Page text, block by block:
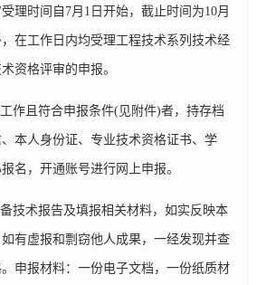
理时间自7月1日开始，截止时间为10月
在工作日内均受理工程技术系列技术经
资格评审的申报。
作且符合申报条件(见附件)者，持存档
本人身份证、专业技术资格证书、学
名，开通账号进行网上申报。
技术报告及填报相关材料，如实反映本
有虚报和剽窃他人成果，一经发现并查
申报材料：一份电子文档，一份纸质材